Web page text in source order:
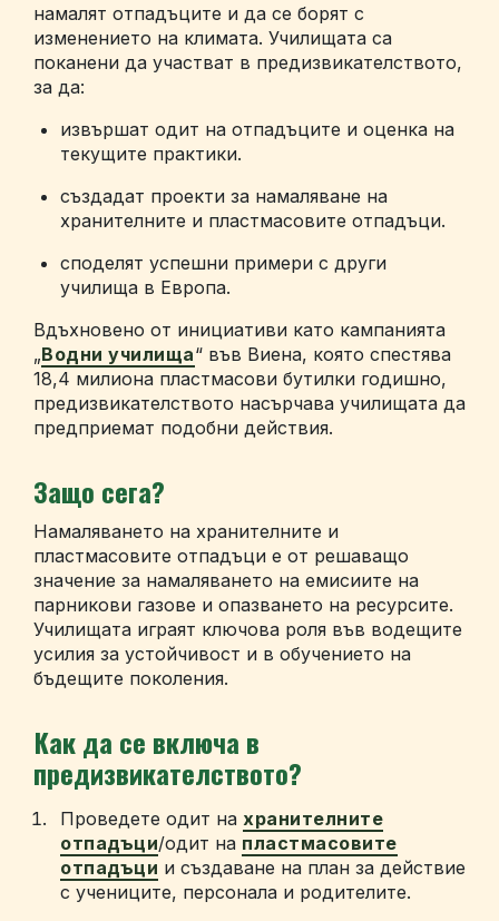
намалят отпадъците и да се борят с
изменението на климата. Училищата са
поканени да участват в предизвикателството,
за да:
извършат одит на отпадъците и оценка на
текущите практики.
създадат проекти за намаляване на
хранителните и пластмасовите отпадъци.
споделят успешни примери с други
училища в Европа.
Вдъхновено от инициативи като кампанията
„Водни училища“ във Виена, която спестява
18,4 милиона пластмасови бутилки годишно,
предизвикателството насърчава училищата да
предприемат подобни действия.
Защо сега?
Намаляването на хранителните и
пластмасовите отпадъци е от решаващо
значение за намаляването на емисиите на
парникови газове и опазването на ресурсите.
Училищата играят ключова роля във водещите
усилия за устойчивост и в обучението на
бъдещите поколения.
Как да се включа в
предизвикателството?
Проведете одит на хранителните
отпадъци/одит на пластмасовите
отпадъци и създаване на план за действие
с учениците, персонала и родителите.